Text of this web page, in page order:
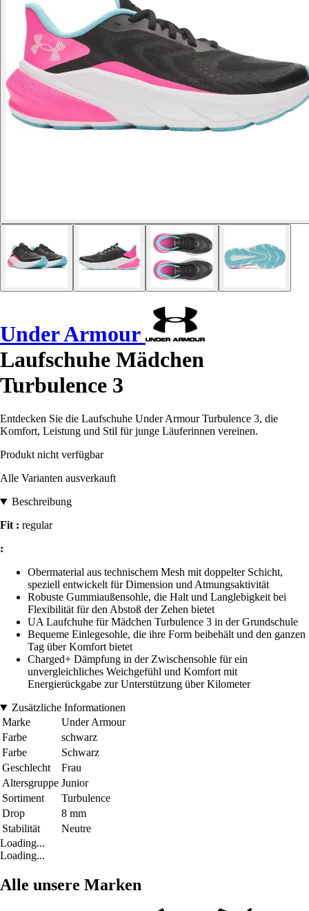
Under Armour
Laufschuhe Mädchen
Turbulence 3
Entdecken Sie die Laufschuhe Under Armour Turbulence 3, die
Komfort, Leistung und Stil für junge Läuferinnen vereinen.
Produkt nicht verfügbar
Alle Varianten ausverkauft
Beschreibung
Fit : regular
:
Obermaterial aus technischem Mesh mit doppelter Schicht,
speziell entwickelt für Dimension und Atmungsaktivität
Robuste Gummiaußensohle, die Halt und Langlebigkeit bei
Flexibilität für den Abstoß der Zehen bietet
UA Laufchuhe für Mädchen Turbulence 3 in der Grundschule
Bequeme Einlegesohle, die ihre Form beibehält und den ganzen
Tag über Komfort bietet
Charged+ Dämpfung in der Zwischensohle für ein
unvergleichliches Weichgefühl und Komfort mit
Energierückgabe zur Unterstützung über Kilometer
Zusätzliche Informationen
Marke
Under Armour
Farbe
schwarz
Farbe
Schwarz
Geschlecht
Frau
Altersgruppe Junior
Sortiment
Turbulence
Drop
8 mm
Stabilität
Neutre
Loading...
Loading...
Alle unsere Marken